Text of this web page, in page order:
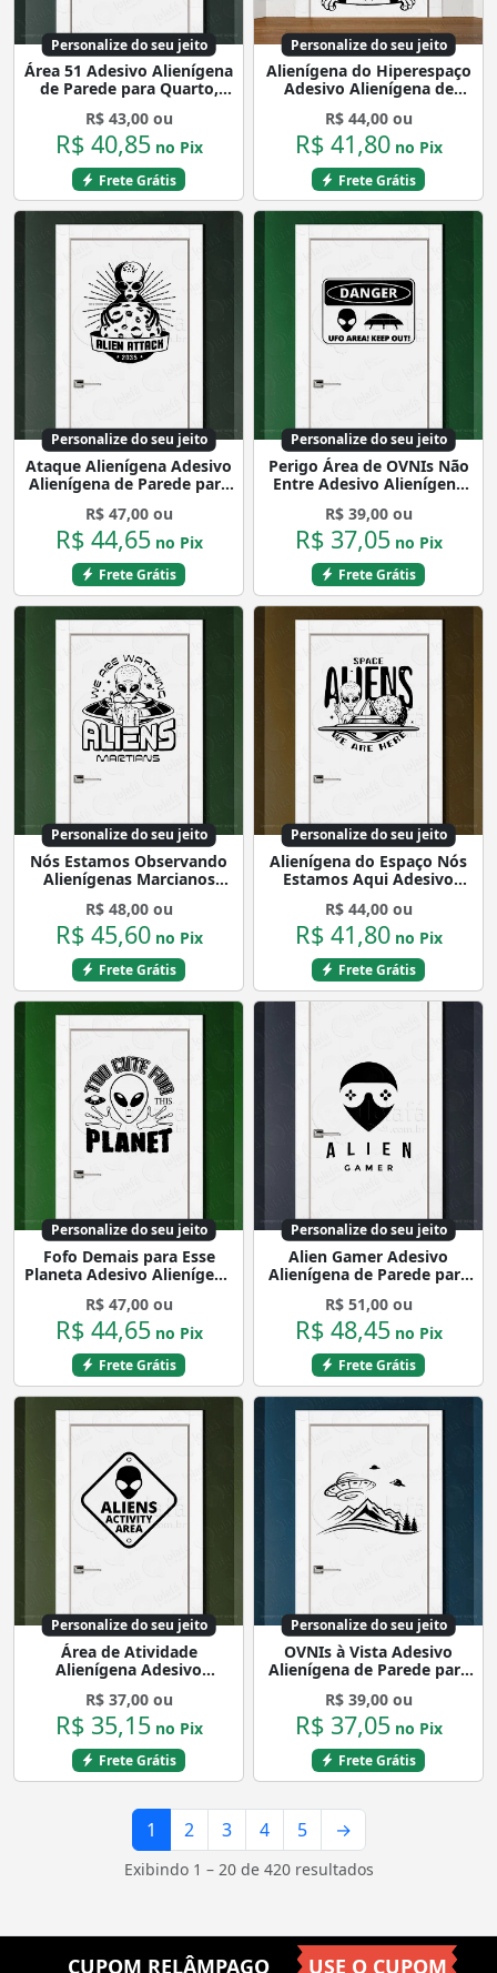
Personalize do seu jeito
Área 51 Adesivo Alienígena
de Parede para Quarto,
R$ 43,00 ou
R$ 40,85 no Pix
Frete Grátis
Personalize do seu jeito
Alienígena do Hiperespaço
Adesivo Alienígena de
e Vidro Mod:25
R$ 44,00 ou
R$ 41,80 no Pix
Frete Grátis
Personalize do seu jeito
Ataque Alienígena Adesivo
Alienígena de Parede para
Mod:366
R$ 47,00 ou
R$ 44,65 no Pix
Frete Grátis
Personalize do seu jeito
Perigo Área de OVNIs Não
Entre Adesivo Alienígena
Porta e Vidro Mod:340
R$ 39,00 ou
R$ 37,05 no Pix
Frete Grátis
Personalize do seu jeito
Nós Estamos Observando
Alienígenas Marcianos
Parede para Quarto, Porta
e Vidro Mod:50
R$ 48,00 ou
R$ 45,60 no Pix
Frete Grátis
Personalize do seu jeito
Alienígena do Espaço Nós
Estamos Aqui Adesivo
Quarto, Porta e Vidro
Mod:53
R$ 44,00 ou
R$ 41,80 no Pix
Frete Grátis
Personalize do seu jeito
Fofo Demais para Esse
Planeta Adesivo Alienígena
Porta e Vidro Mod:286
R$ 47,00 ou
R$ 44,65 no Pix
Frete Grátis
Personalize do seu jeito
Alien Gamer Adesivo
Alienígena de Parede para
Mod:187
R$ 51,00 ou
R$ 48,45 no Pix
Frete Grátis
Personalize do seu jeito
Área de Atividade
Alienígena Adesivo
Quarto, Porta e Vidro
Mod:136
R$ 37,00 ou
R$ 35,15 no Pix
Frete Grátis
Personalize do seu jeito
OVNIs à Vista Adesivo
Alienígena de Parede para
Mod:178
R$ 39,00 ou
R$ 37,05 no Pix
Frete Grátis
1 2 3 4 5 →
Exibindo 1 – 20 de 420 resultados
CUPOM RELÂMPAGO
USE O CUPOM